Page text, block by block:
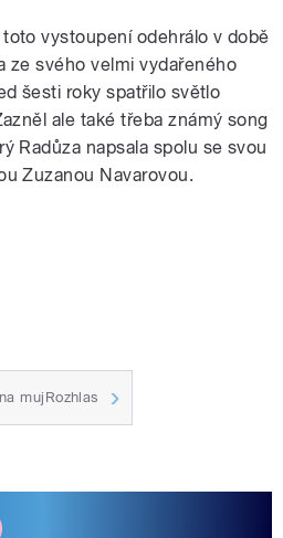
vystoupení odehrálo v době
ze svého velmi vydařeného
šesti roky spatřilo světlo
ale také třeba známý song
Radůza napsala spolu se svou
Zuzanou Navarovou.
mujRozhlas